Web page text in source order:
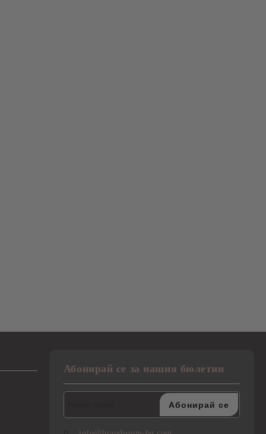
Абонирай се за нашия бюлетин